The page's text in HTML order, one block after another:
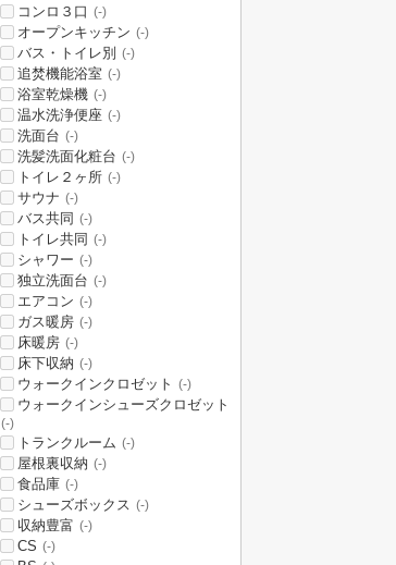
コンロ３口 (-)
オープンキッチン (-)
バス・トイレ別 (-)
追焚機能浴室 (-)
浴室乾燥機 (-)
温水洗浄便座 (-)
洗面台 (-)
洗髪洗面化粧台 (-)
トイレ２ヶ所 (-)
サウナ (-)
バス共同 (-)
トイレ共同 (-)
シャワー (-)
独立洗面台 (-)
エアコン (-)
ガス暖房 (-)
床暖房 (-)
床下収納 (-)
ウォークインクロゼット (-)
ウォークインシューズクロゼット
(-)
トランクルーム (-)
屋根裏収納 (-)
食品庫 (-)
シューズボックス (-)
収納豊富 (-)
CS (-)